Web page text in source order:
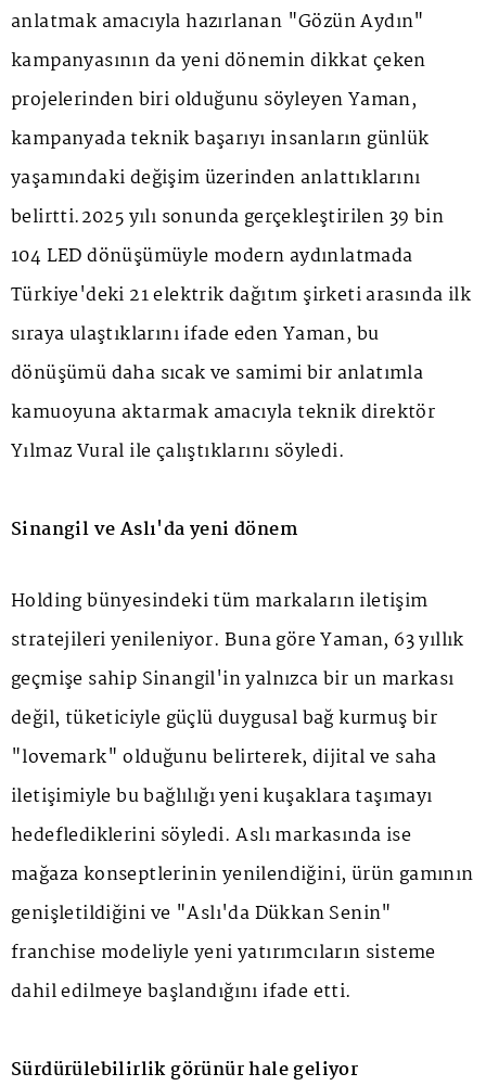
anlatmak amacıyla hazırlanan "Gözün Aydın"
kampanyasının da yeni dönemin dikkat çeken
projelerinden biri olduğunu söyleyen Yaman,
kampanyada teknik başarıyı insanların günlük
yaşamındaki değişim üzerinden anlattıklarını
belirtti.2025 yılı sonunda gerçekleştirilen 39 bin
104 LED dönüşümüyle modern aydınlatmada
Türkiye'deki 21 elektrik dağıtım şirketi arasında ilk
sıraya ulaştıklarını ifade eden Yaman, bu
dönüşümü daha sıcak ve samimi bir anlatımla
kamuoyuna aktarmak amacıyla teknik direktör
Yılmaz Vural ile çalıştıklarını söyledi.
Sinangil ve Aslı'da yeni dönem
Holding bünyesindeki tüm markaların iletişim
stratejileri yenileniyor. Buna göre Yaman, 63 yıllık
geçmişe sahip Sinangil'in yalnızca bir un markası
değil, tüketiciyle güçlü duygusal bağ kurmuş bir
"lovemark" olduğunu belirterek, dijital ve saha
iletişimiyle bu bağlılığı yeni kuşaklara taşımayı
hedeflediklerini söyledi. Aslı markasında ise
mağaza konseptlerinin yenilendiğini, ürün gamının
genişletildiğini ve "Aslı'da Dükkan Senin"
franchise modeliyle yeni yatırımcıların sisteme
dahil edilmeye başlandığını ifade etti.
Sürdürülebilirlik görünür hale geliyor